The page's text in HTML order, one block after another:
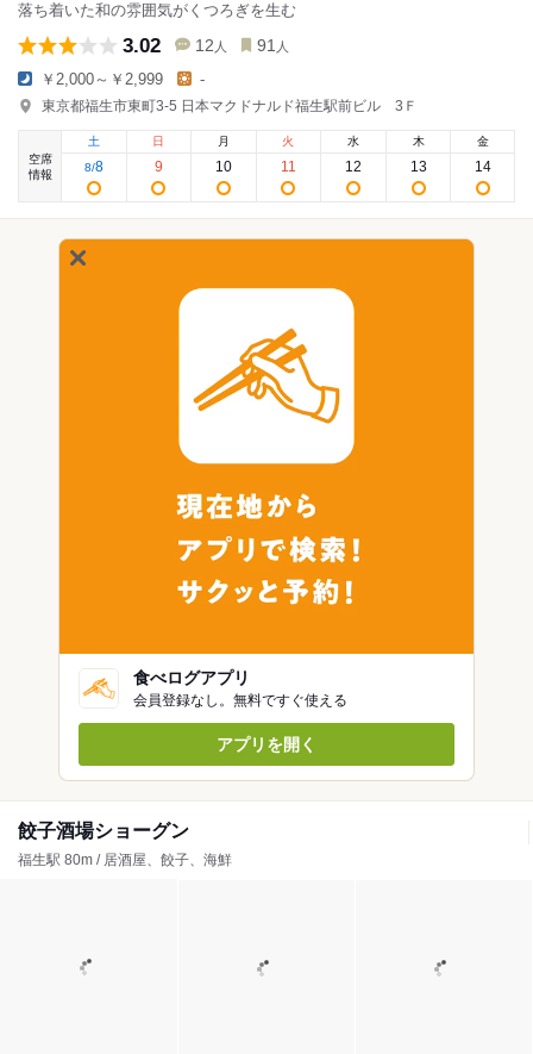
落ち着いた和の雰囲気がくつろぎを生む
3.02 12 人 91 人
￥2,000～￥2,999 -
東京都福生市東町3-5 日本マクドナルド福生駅前ビル 3Ｆ
空席
情報
土
8/8
日
9
月
10
火
11
水
12
木
13
金
14
食べログアプリ
会員登録なし。無料ですぐ使える
アプリを開く
餃子酒場ショーグン
福生駅 80m / 居酒屋、餃子、海鮮